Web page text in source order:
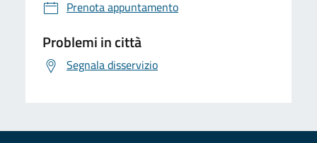
Prenota appuntamento
Problemi in città
Segnala disservizio